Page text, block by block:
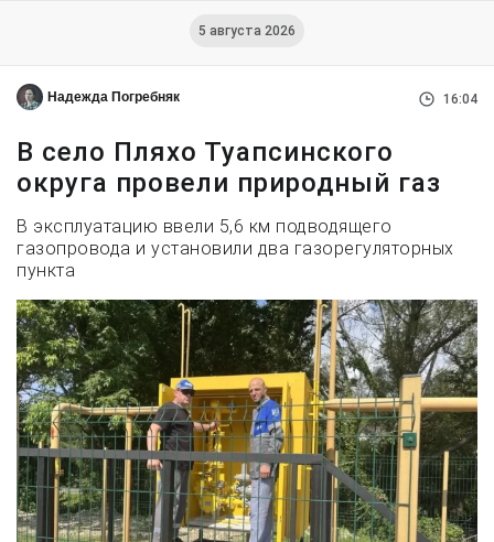
5 августа 2026
Надежда Погребняк 16:04
В село Пляхо Туапсинского
округа провели природный газ
В эксплуатацию ввели 5,6 км подводящего
газопровода и установили два газорегуляторных
пункта